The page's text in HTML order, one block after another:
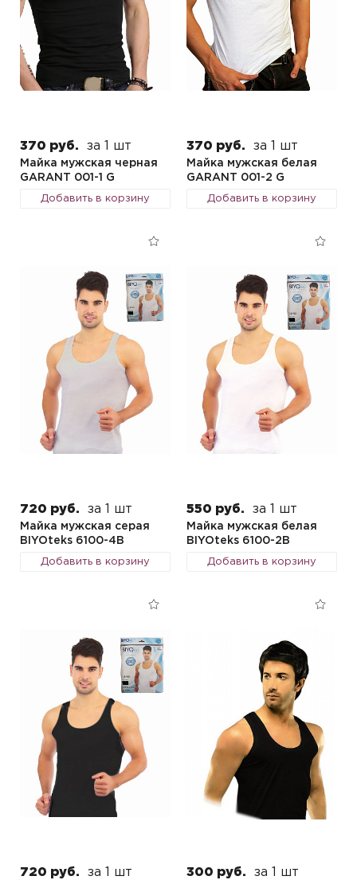
370 руб. за 1 шт
Майка мужская черная
GARANT 001-1 G
Добавить в корзину
370 руб. за 1 шт
Майка мужская белая
GARANT 001-2 G
Добавить в корзину
720 руб. за 1 шт
Майка мужская серая
BIYOteks 6100-4B
Добавить в корзину
550 руб. за 1 шт
Майка мужская белая
BIYOteks 6100-2B
Добавить в корзину
720 руб. за 1 шт 300 руб. за 1 шт